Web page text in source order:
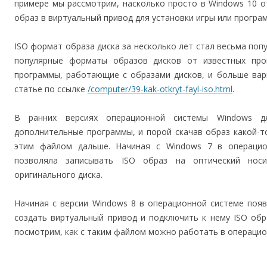
примере мы рассмотрим, насколько просто в Windows 10
образ в виртуальный привод для установки игры или
ISO формат образа диска за несколько лет стал весьма
популярные форматы образов дисков от известных
программы, работающие с образами дисков, и больше
статье по ссылке /computer/39-kak-otkryt-fayl-iso.html.
В ранних версиях операционной системы Windows
дополнительные программы, и порой скачав образ какой-
этим файлом дальше. Начиная с Windows 7 в
позволяла записывать ISO образ на оптический
оригинального диска.
Начиная с версии Windows 8 в операционной системе
создать виртуальный привод и подключить к нему ISO
посмотрим, как с таким файлом можно работать в